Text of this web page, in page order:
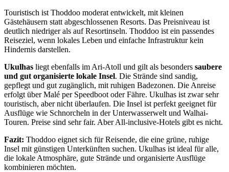
Touristisch ist Thoddoo moderat entwickelt, mit kleinen
Gästehäusern statt abgeschlossenen Resorts. Das Preisniveau ist
deutlich niedriger als auf Resortinseln. Thoddoo ist ein passendes
Reiseziel, wenn lokales Leben und einfache Infrastruktur kein
Hindernis darstellen.
Ukulhas liegt ebenfalls im Ari-Atoll und gilt als besonders saubere
und gut organisierte lokale Insel. Die Strände sind sandig,
gepflegt und gut zugänglich, mit ruhigen Badezonen. Die Anreise
erfolgt über Malé per Speedboot oder Fähre. Ukulhas ist zwar sehr
touristisch, aber nicht überlaufen. Die Insel ist perfekt geeignet für
Ausflüge wie Schnorcheln in der Unterwasserwelt und Walhai-
Touren. Preise sind sehr fair. Aber All-inclusive-Hotels gibt es nicht.
Fazit: Thoddoo eignet sich für Reisende, die eine grüne, ruhige
Insel mit günstigen Unterkünften suchen. Ukulhas ist ideal für alle,
die lokale Atmosphäre, gute Strände und organisierte Ausflüge
kombinieren möchten.